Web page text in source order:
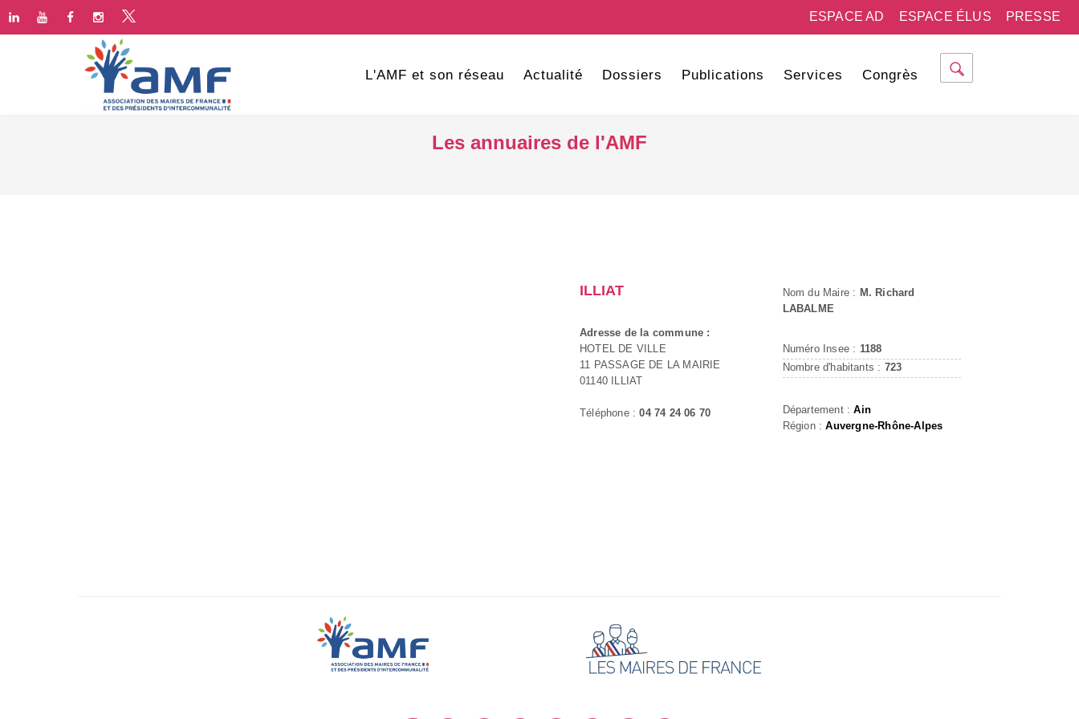
PRESSE
ESPACE ÉLUS
ESPACE AD
L'AMF et son réseau Actualité Dossiers Publications Services Congrès
Les annuaires de l'AMF
ILLIAT
Adresse de la commune :
HOTEL DE VILLE
11 PASSAGE DE LA MAIRIE
01140 ILLIAT
Téléphone :04 74 24 06 70
Nom du Maire : M. Richard
LABALME
Numéro Insee : 1188
Nombre d'habitants : 723
Département :Ain
Région :Auvergne-Rhône-Alpes